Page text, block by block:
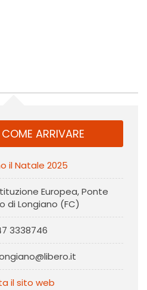
ARRIVARE
il Natale 2025
Europea, Ponte
di Longiano (FC)
3338746
il sito web